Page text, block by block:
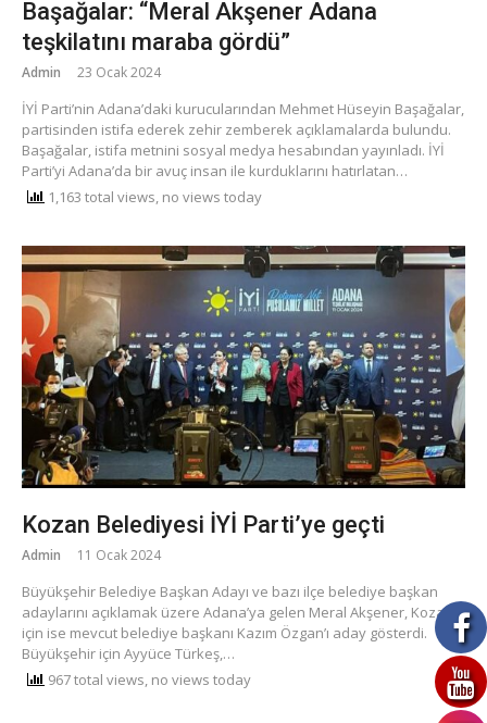
Başağalar: “Meral Akşener Adana
teşkilatını maraba gördü”
Admin 23 Ocak 2024
İYİ Parti’nin Adana’daki kurucularından Mehmet Hüseyin Başağalar,
partisinden istifa ederek zehir zemberek açıklamalarda bulundu.
Başağalar, istifa metnini sosyal medya hesabından yayınladı. İYİ
Parti’yi Adana’da bir avuç insan ile kurduklarını hatırlatan…
1,163 total views, no views today
Kozan Belediyesi İYİ Parti’ye geçti
Admin 11 Ocak 2024
Büyükşehir Belediye Başkan Adayı ve bazı ilçe belediye başkan
adaylarını açıklamak üzere Adana’ya gelen Meral Akşener, Kozan
için ise mevcut belediye başkanı Kazım Özgan’ı aday gösterdi.
Büyükşehir için Ayyüce Türkeş,…
967 total views, no views today